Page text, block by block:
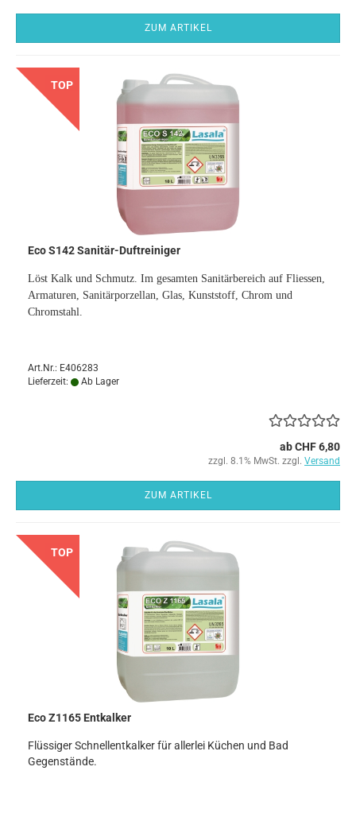
ZUM ARTIKEL
TOP
Eco S142 Sanitär-Duftreiniger
Löst Kalk und Schmutz. Im gesamten Sanitärbereich auf Fliessen,
Armaturen, Sanitärporzellan, Glas, Kunststoff, Chrom und
Chromstahl.
Art.Nr.: E406283
Lieferzeit:
Ab Lager
ab CHF 6,80
zzgl. 8.1% MwSt. zzgl. Versand
ZUM ARTIKEL
TOP
Eco Z1165 Entkalker
Flüssiger Schnellentkalker für allerlei Küchen und Bad
Gegenstände.